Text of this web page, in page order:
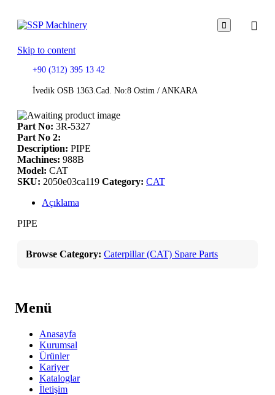

Skip to content
+90 (312) 395 13 42
İvedik OSB 1363.Cad. No:8 Ostim / ANKARA
Part No: 3R-5327
Part No 2:
Description: PIPE
Machines: 988B
Model: CAT
SKU: 2050e03ca119 Category: CAT
Açıklama
PIPE
Browse Category: Caterpillar (CAT) Spare Parts
Menü
Anasayfa
Kurumsal
Ürünler
Kariyer
Kataloglar
İletişim